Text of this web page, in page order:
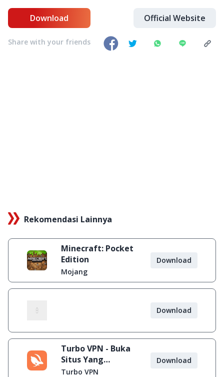
Download Official Website
Share with your friends
Rekomendasi Lainnya
Minecraft: Pocket
Edition
Mojang
Download
Download
Turbo VPN - Buka
Situs Yang
Diblokir
Turbo VPN
Download